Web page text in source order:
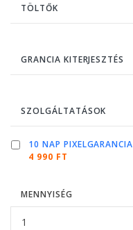
TÖLTŐK
GRANCIA KITERJESZTÉS
SZOLGÁLTATÁSOK
10 NAP PIXELGARANCIA
4 990 FT
MENNYISÉG